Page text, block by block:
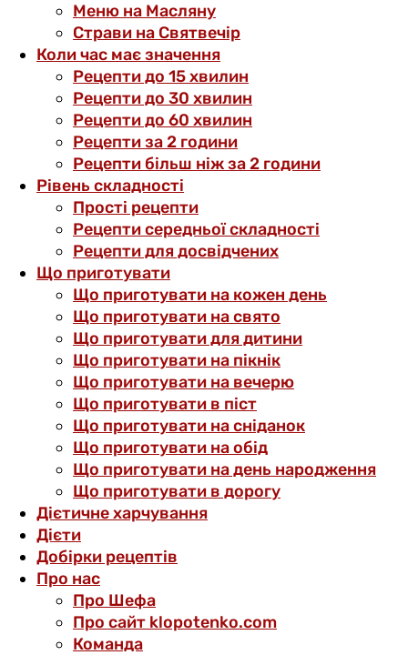
Меню на Масляну
Страви на Святвечір
Коли час має значення
Рецепти до 15 хвилин
Рецепти до 30 хвилин
Рецепти до 60 хвилин
Рецепти за 2 години
Рецепти більш ніж за 2 години
Рівень складності
Прості рецепти
Рецепти середньої складності
Рецепти для досвідчених
Що приготувати
Що приготувати на кожен день
Що приготувати на свято
Що приготувати для дитини
Що приготувати на пікнік
Що приготувати на вечерю
Що приготувати в піст
Що приготувати на сніданок
Що приготувати на обід
Що приготувати на день народження
Що приготувати в дорогу
Дієтичне харчування
Дієти
Добірки рецептів
Про нас
Про Шефа
Про сайт klopotenko.com
Команда